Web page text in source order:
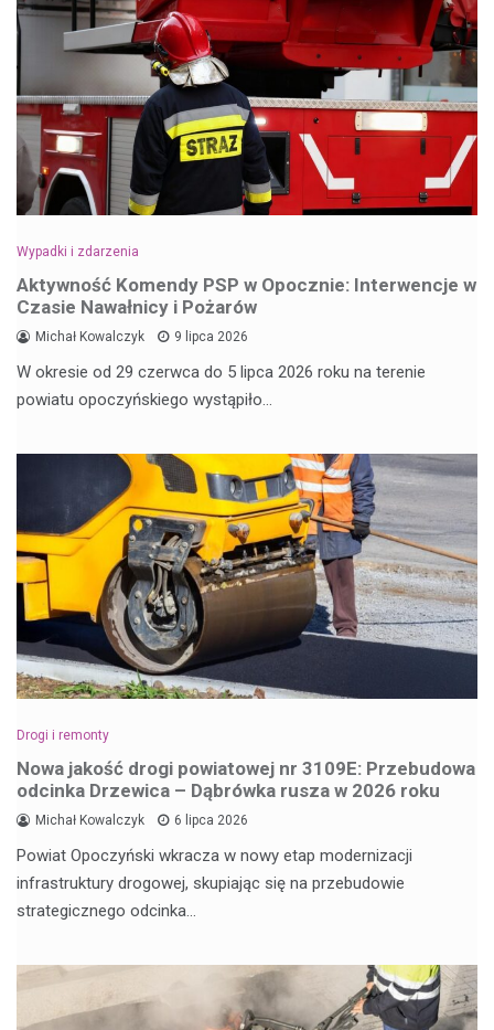
Wypadki i zdarzenia
Aktywność Komendy PSP w Opocznie: Interwencje w
Czasie Nawałnicy i Pożarów
Michał Kowalczyk 9 lipca 2026
W okresie od 29 czerwca do 5 lipca 2026 roku na terenie
powiatu opoczyńskiego wystąpiło…
Drogi i remonty
Nowa jakość drogi powiatowej nr 3109E: Przebudowa
odcinka Drzewica – Dąbrówka rusza w 2026 roku
Michał Kowalczyk 6 lipca 2026
Powiat Opoczyński wkracza w nowy etap modernizacji
infrastruktury drogowej, skupiając się na przebudowie
strategicznego odcinka…